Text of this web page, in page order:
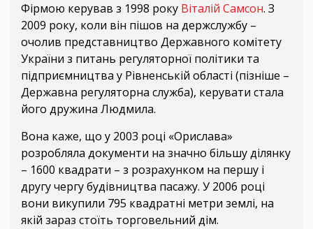
Фірмою керував з 1998 року Віталій Самсон. З
2009 року, коли він пішов на держслужбу –
очолив представництво Державного комітету
України з питань регуляторної політики та
підприємництва у Рівненській області (пізніше –
Державна регуляторна служба), керувати стала
його дружина Людмила.
Вона каже, що у 2003 році «Орислава»
розробляла документи на значно більшу ділянку
– 1600 квадрати – з розрахунком на першу і
другу чергу будівництва пасажу. У 2006 році
вони викупили 795 квадратні метри землі, на
якій зараз стоїть торговельний дім.